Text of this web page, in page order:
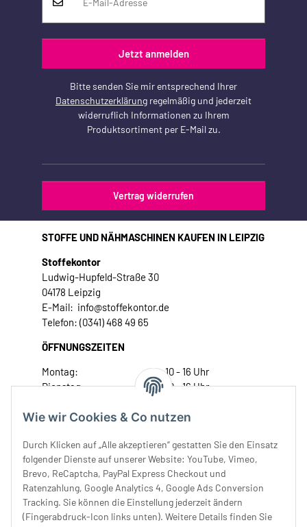
Wie wir Cookies & Co nutzen
Durch Klicken auf „Alle akzeptieren“ gestatten Sie den Einsatz
folgender Dienste auf unserer Website: YouTube, Vimeo,
Brevo, ReCaptcha, PayPal Express Checkout und
Ratenzahlung, Google Analytics 4, Google Ads Conversion
Tracking. Sie können die Einstellung jederzeit ändern
(Fingerabdruck-Icon links unten). Weitere Details finden Sie
Jetzt anmelden
Bitte senden Sie mir entsprechend Ihrer
Datenschutzerklärung regelmäßig und jederzeit
widerruflich Informationen zu Ihrem
Produktsortiment per E-Mail zu.
Vertrag widerrufen
STOFFE UND NÄHMASCHINEN KAUFEN IN LEIPZIG
Stoffekontor
Ludwig-Hupfeld-Straße 30
04178 Leipzig
E-Mail: info@stoffekontor.de
Telefon: (0341) 468 49 65
ÖFFNUNGSZEITEN
Montag:
10 - 16 Uhr
Dienstag:
10 - 16 Uhr
Donnerstag:
10 - 18 Uhr
Samstag:
10 - 14 Uhr
Unser Service
Rechtliches